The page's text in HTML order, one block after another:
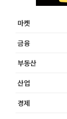
마켓
금융
부동산
산업
경제